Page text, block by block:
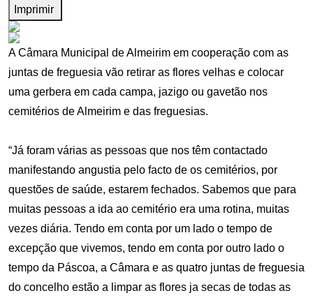
Imprimir
A Câmara Municipal de Almeirim em cooperação com as
juntas de freguesia vão retirar as flores velhas e colocar
uma gerbera em cada campa, jazigo ou gavetão nos
cemitérios de Almeirim e das freguesias.
“Já foram várias as pessoas que nos têm contactado
manifestando angustia pelo facto de os cemitérios, por
questões de saúde, estarem fechados. Sabemos que para
muitas pessoas a ida ao cemitério era uma rotina, muitas
vezes diária. Tendo em conta por um lado o tempo de
excepção que vivemos, tendo em conta por outro lado o
tempo da Páscoa, a Câmara e as quatro juntas de freguesia
do concelho estão a limpar as flores ja secas de todas as